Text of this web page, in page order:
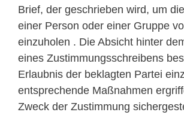
Brief, der geschrieben wird, um
einer Person oder einer Gruppe
einzuholen . Die Absicht hinter
eines Zustimmungsschreibens
Erlaubnis der beklagten Partei
entsprechende Maßnahmen
Zweck der Zustimmung